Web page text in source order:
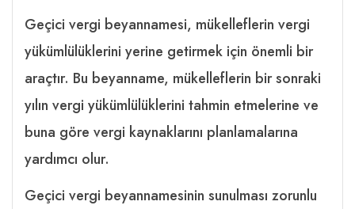
Geçici vergi beyannamesi, mükelleflerin vergi
yükümlülüklerini yerine getirmek için önemli bir
araçtır. Bu beyanname, mükelleflerin bir sonraki
yılın vergi yükümlülüklerini tahmin etmelerine ve
buna göre vergi kaynaklarını planlamalarına
yardımcı olur.
Geçici vergi beyannamesinin sunulması zorunlu